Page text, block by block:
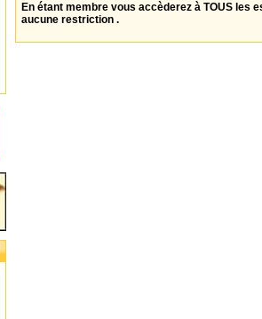
En étant membre vous accèderez à TOUS les
aucune restriction .